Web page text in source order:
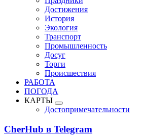
Достижения
История
Экология
Транспорт
Промышленность
Досуг
Торги
Происшествия
РАБОТА
ПОГОДА
КАРТЫ
Достопримечательности
CherHub в Telegram